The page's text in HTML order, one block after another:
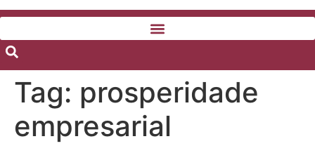
Tag: prosperidade
empresarial